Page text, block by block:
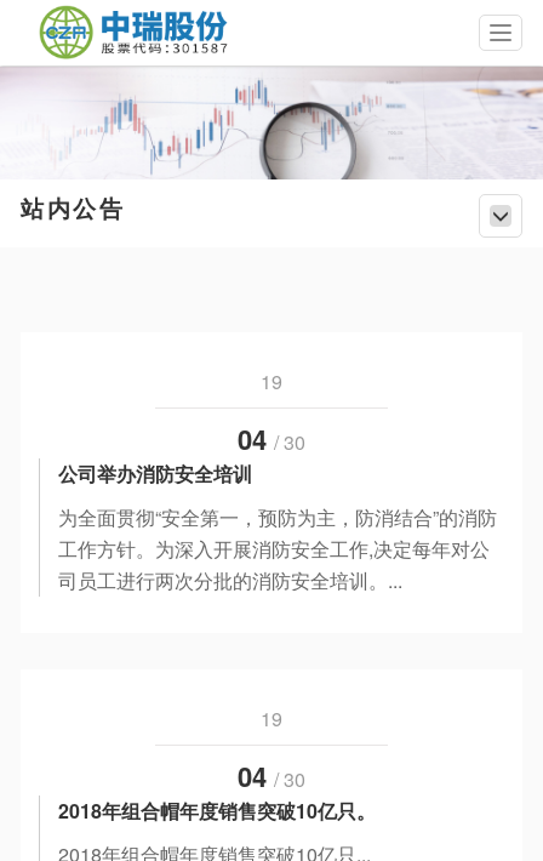
T
o
g
n
a
v
T
o
t
i
o
站内公告
19
04 / 30
公司举办消防安全培训
为全面贯彻“安全第一，预防为主，防消结合”的消防
工作方针。为深入开展消防安全工作,决定每年对公
司员工进行两次分批的消防安全培训。...
19
04 / 30
2018年组合帽年度销售突破10亿只。
2018年组合帽年度销售突破10亿只...